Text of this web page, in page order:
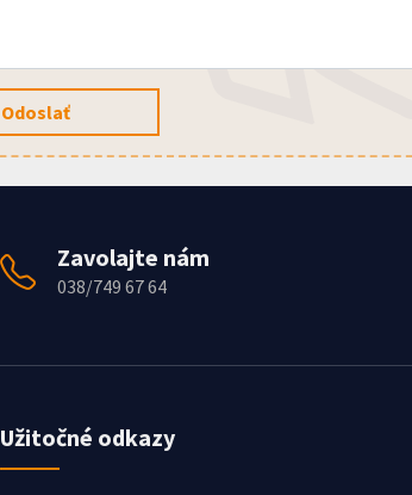
Odoslať
Zavolajte nám
038/749 67 64
Užitočné odkazy